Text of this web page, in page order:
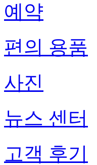
예약
편의 용품
사진
뉴스 센터
고객 후기